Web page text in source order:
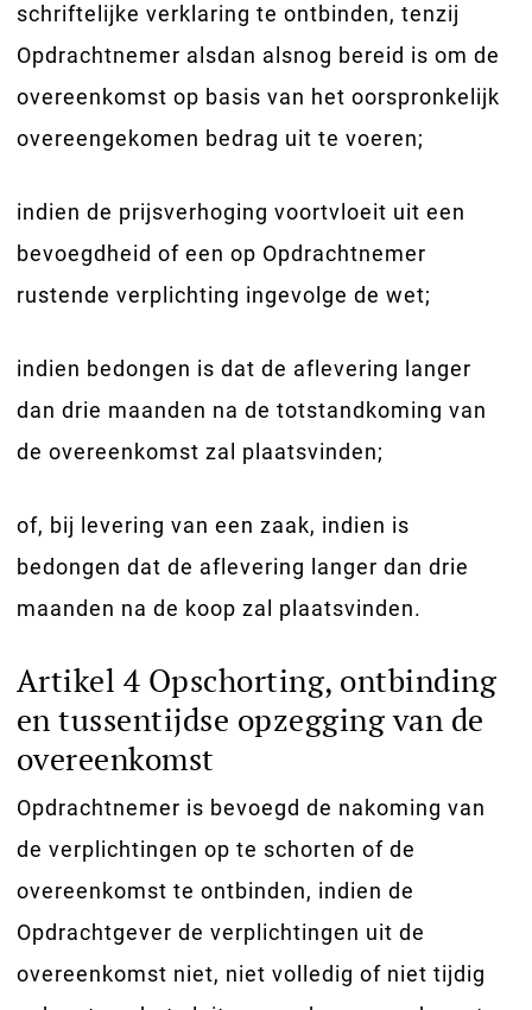
schriftelijke verklaring te ontbinden, tenzij
Opdrachtnemer alsdan alsnog bereid is om de
overeenkomst op basis van het oorspronkelijk
overeengekomen bedrag uit te voeren;
indien de prijsverhoging voortvloeit uit een
bevoegdheid of een op Opdrachtnemer
rustende verplichting ingevolge de wet;
indien bedongen is dat de aflevering langer
dan drie maanden na de totstandkoming van
de overeenkomst zal plaatsvinden;
of, bij levering van een zaak, indien is
bedongen dat de aflevering langer dan drie
maanden na de koop zal plaatsvinden.
Artikel 4 Opschorting, ontbinding
en tussentijdse opzegging van de
overeenkomst
Opdrachtnemer is bevoegd de nakoming van
de verplichtingen op te schorten of de
overeenkomst te ontbinden, indien de
Opdrachtgever de verplichtingen uit de
overeenkomst niet, niet volledig of niet tijdig